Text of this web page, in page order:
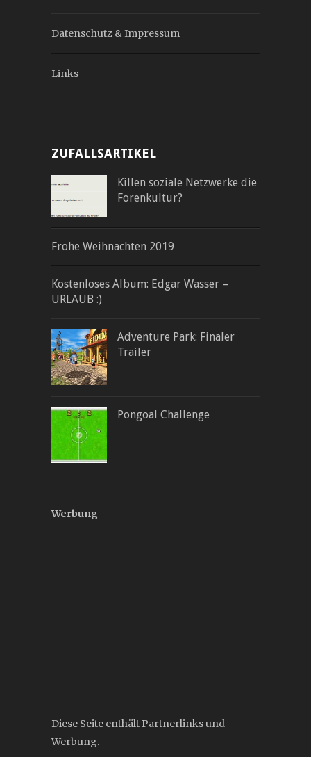
Datenschutz & Impressum
Links
ZUFALLSARTIKEL
Killen soziale Netzwerke die
Forenkultur?
Frohe Weihnachten 2019
Kostenloses Album: Edgar Wasser –
URLAUB :)
Adventure Park: Finaler
Trailer
Pongoal Challenge
Werbung
Diese Seite enthält Partnerlinks und
Werbung.